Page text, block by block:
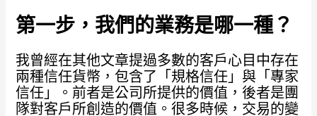
第一步，我們的業務是哪一種？
我曾經在其他文章提過多數的客戶心目中存在
兩種信任貨幣，包含了「規格信任」與「專家
信任」。前者是公司所提供的價值，後者是團
隊對客戶所創造的價值。很多時候，交易的變